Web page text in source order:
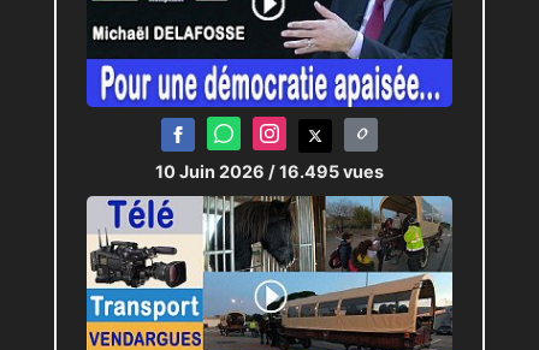
10 Juin 2026 / 16.495 vues